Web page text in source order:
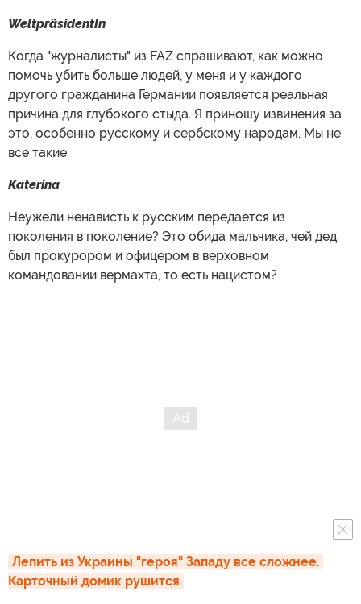
WeltpräsidentIn
Когда "журналисты" из FAZ спрашивают, как можно
помочь убить больше людей, у меня и у каждого
другого гражданина Германии появляется реальная
причина для глубокого стыда. Я приношу извинения за
это, особенно русскому и сербскому народам. Мы не
все такие.
Katerina
Неужели ненависть к русским передается из
поколения в поколение? Это обида мальчика, чей дед
был прокурором и офицером в верховном
командовании вермахта, то есть нацистом?
Лепить из Украины "героя" Западу все сложнее.
Карточный домик рушится